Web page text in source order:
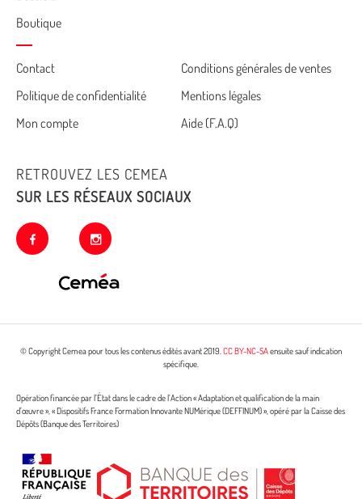
Boutique
Cemea
footer
Contact
Conditions générales de ventes
Politique de confidentialité
Mentions légales
Mon compte
Aide (F.A.Q)
RETROUVEZ LES CEMEA
SUR LES RÉSEAUX SOCIAUX
facebook instagram
© Copyright Cemea pour tous les contenus édités avant 2019.CC BY-NC-SAensuite sauf indication
spécifique.
Opération financée par l’État dans le cadre de l’Action « Adaptation et qualification de la main
d’œuvre », « Dispositifs France Formation Innovante NUMérique (DEFFINUM) », opéré par la Caisse des
Dépôts (Banque des Territoires)